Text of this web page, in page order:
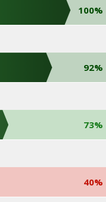
100%
92%
73%
40%